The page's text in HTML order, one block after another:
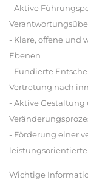
- Aktive
- Klare, offene und
Ebenen
- Fundierte
Vertretung nach
- Aktive
- Förderung einer
Wichtige